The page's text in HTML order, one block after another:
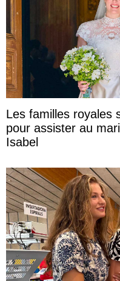
Les familles royales
pour assister au
Isabel